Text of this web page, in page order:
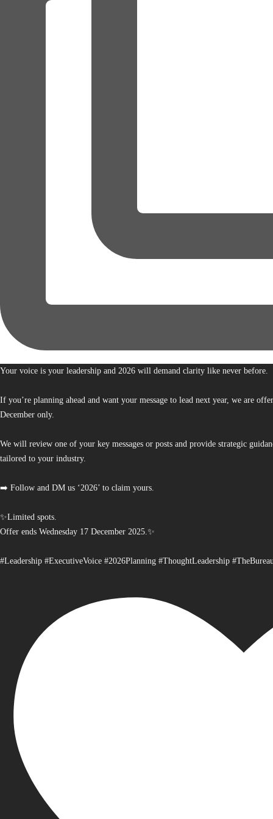
Your voice is your leadership and 2026 will demand clarity like never before.
If you’re planning ahead and want your message to lead next year, we are
December only.
We will review one of your key messages or posts and provide strategic
tailored to your industry.
➡️ Follow and DM us ‘2026’ to claim yours.
✨Limited spots.
Offer ends Wednesday 17 December 2025.✨
#Leadership #ExecutiveVoice #2026Planning #ThoughtLeadership